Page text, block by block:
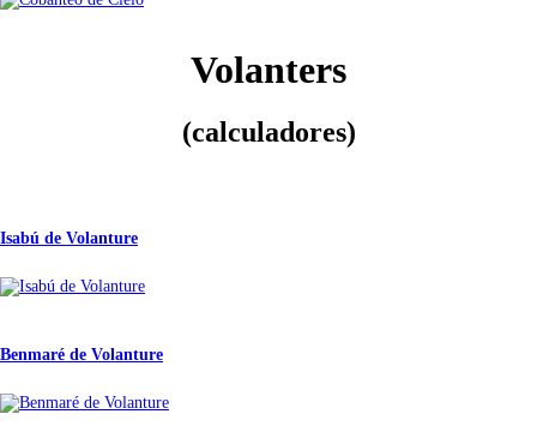
Volanters
(calculadores)
Isabú de Volanture
Benmaré de Volanture